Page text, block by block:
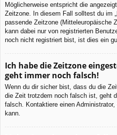
Möglicherweise entspricht die
Zeitzone. In diesem Fall solltest du im
passende Zeitzone (Mitteleuropäische
kann dabei nur von registrierten
noch nicht registriert bist, ist dies ein
Ich habe die Zeitzone
geht immer noch falsch!
Wenn du dir sicher bist, dass du die
die Zeit trotzdem noch falsch ist, geht
falsch. Kontaktiere einen
kann.